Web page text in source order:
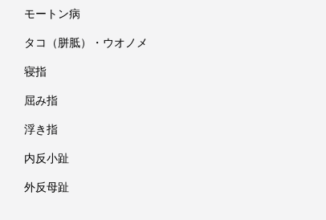
モートン病
タコ（胼胝）・ウオノメ
寝指
屈み指
浮き指
内反小趾
外反母趾